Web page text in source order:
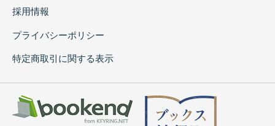
採用情報
プライバシーポリシー
特定商取引に関する表示